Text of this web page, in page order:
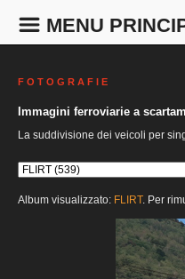
MENU
F O T O G R A F I E
Immagini ferroviarie a
La suddivisione dei veicoli per
Album visualizzato: FLIRT. Per